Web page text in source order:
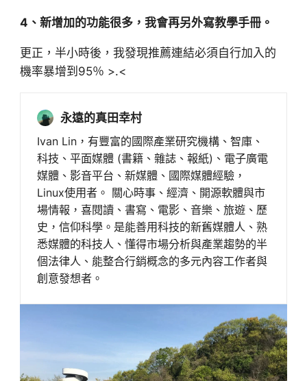
4、新增加的功能很多，我會再另外寫教學手冊。
更正，半小時後，我發現推薦連結必須自行加入的
機率暴增到95％ >.<
永遠的真田幸村
Ivan Lin，有豐富的國際產業研究機構、智庫、
科技、平面媒體 (書籍、雜誌、報紙)、電子廣電
媒體、影音平台、新媒體、國際媒體經驗，
Linux使用者。 關心時事、經濟、開源軟體與市
場情報，喜閱讀、書寫、電影、音樂、旅遊、歷
史，信仰科學。是能善用科技的新舊媒體人、熟
悉媒體的科技人、懂得市場分析與產業趨勢的半
個法律人、能整合行銷概念的多元內容工作者與
創意發想者。